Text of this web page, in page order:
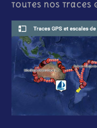
Toutes nos traces